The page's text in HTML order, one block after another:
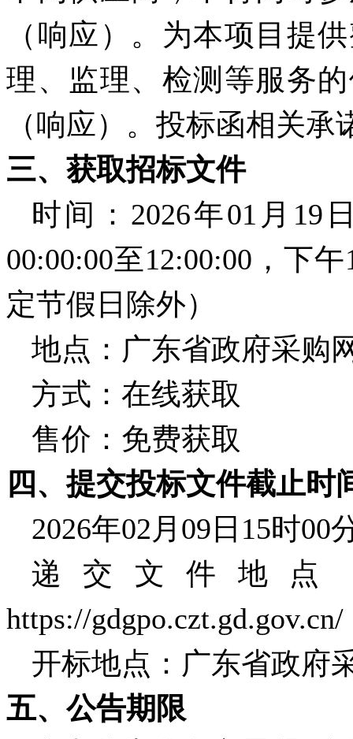
（响应）。为本项目提
理、监理、检测等服务
（响应）。投标函相关承
三、获取招标文件
时间： 2026年01月19
00:00:00至12:00:00，下
定节假日除外）
地点：广东省政府采购
方式：在线获取
售价：免费获取
四、提交投标文件截止时
2026年02月09日15时00
递交文件地点
https://gdgpo.czt.gd.gov.cn/
开标地点：广东省政府
五、公告期限